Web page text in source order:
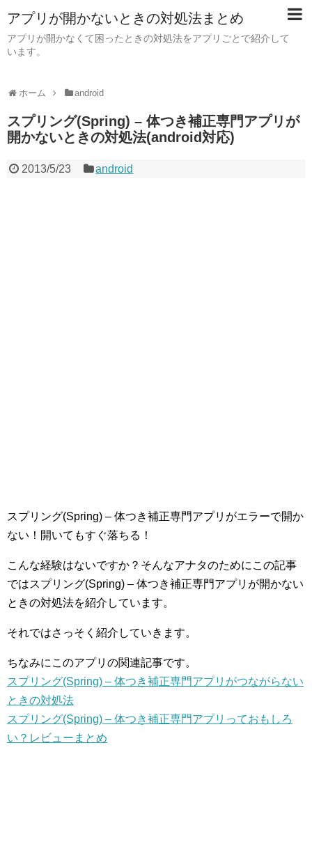
アプリが開かないときの対処法まとめ
アプリが開かなくて困ったときの対処法をアプリごとで紹介して
います。
ホーム android
スプリング(Spring) – 体つき補正専門アプリが
開かないときの対処法(android対応)
2013/5/23 android
スプリング(Spring) – 体つき補正専門アプリがエラーで開か
ない！開いてもすぐ落ちる！
こんな経験はないですか？そんなアナタのためにこの記事
ではスプリング(Spring) – 体つき補正専門アプリが開かない
ときの対処法を紹介しています。
それではさっそく紹介していきます。
ちなみにこのアプリの関連記事です。
スプリング(Spring) – 体つき補正専門アプリがつながらない
ときの対処法
スプリング(Spring) – 体つき補正専門アプリっておもしろ
い？レビューまとめ